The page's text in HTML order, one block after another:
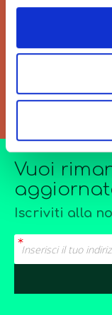
regalarti
di
Vuoi
Iscriviti alla